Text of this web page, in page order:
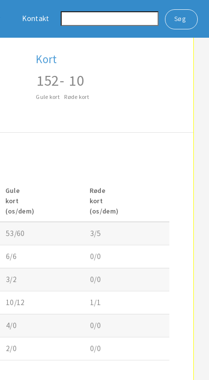
Kontakt
Kort
152
Gule kort
- 10
Røde kort
Gule
kort
(os/dem)
Røde
kort
(os/dem)
53/60 3/5
6/6 0/0
3/2 0/0
10/12 1/1
4/0 0/0
2/0 0/0